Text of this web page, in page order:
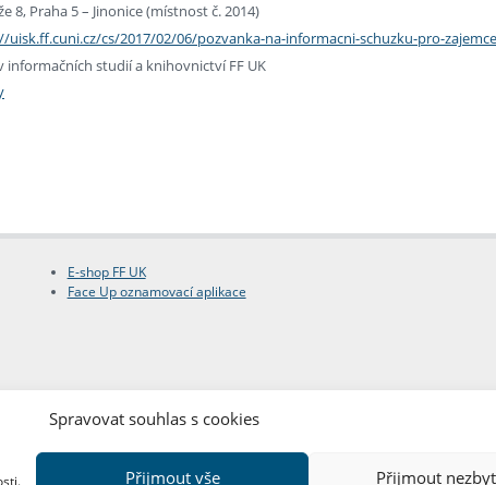
Spravovat souhlas s cookies
Přijmout vše Přijmout
8, Praha 5 – Jinonice (místnost č. 2014)
uisk.ff.cuni.cz/cs/2017/02/06/pozvanka-na-informacni-schuzku-pro-
informačních studií a knihovnictví FF UK
E-shop FF UK
Face Up oznamovací aplikace